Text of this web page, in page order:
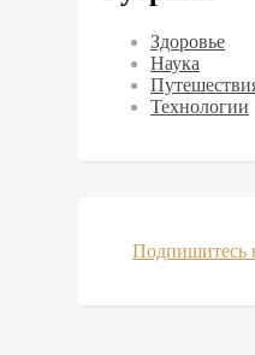
Здоровье
Наука
Технологии
Подпишитесь